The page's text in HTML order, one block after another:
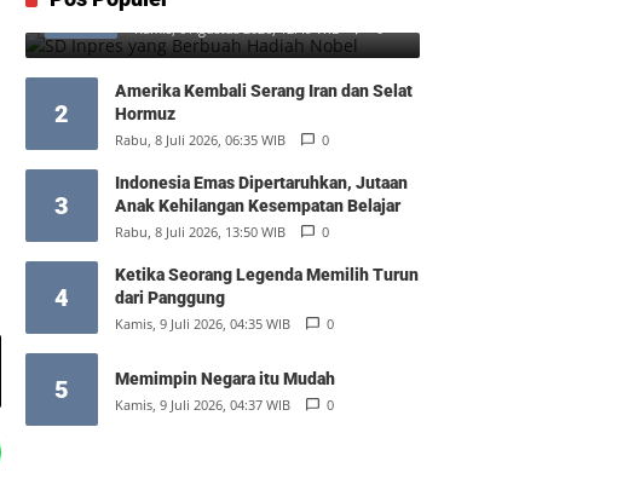
Kamis, 6 Agustus 2026, 12:49 WIB 0
2
Amerika Kembali Serang Iran dan Selat
Hormuz
Rabu, 8 Juli 2026, 06:35 WIB 0
3
Indonesia Emas Dipertaruhkan, Jutaan
Anak Kehilangan Kesempatan Belajar
Rabu, 8 Juli 2026, 13:50 WIB 0
4
Ketika Seorang Legenda Memilih Turun
dari Panggung
Kamis, 9 Juli 2026, 04:35 WIB 0
5 Memimpin Negara itu Mudah
Kamis, 9 Juli 2026, 04:37 WIB 0